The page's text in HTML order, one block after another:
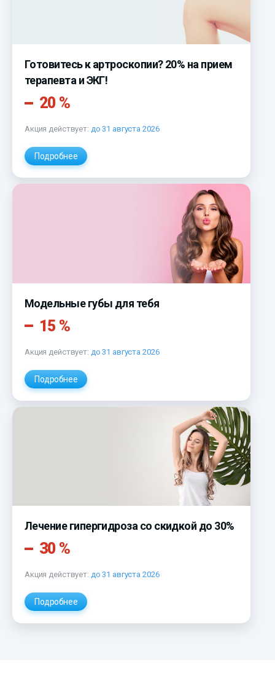
Готовитесь к артроскопии? 20% на прием
терапевта и ЭКГ!
20 %
Акция действует: до 31 августа 2026
Подробнее
Модельные губы для тебя
15 %
Акция действует: до 31 августа 2026
Подробнее
Лечение гипергидроза со скидкой до 30%
30 %
Акция действует: до 31 августа 2026
Подробнее